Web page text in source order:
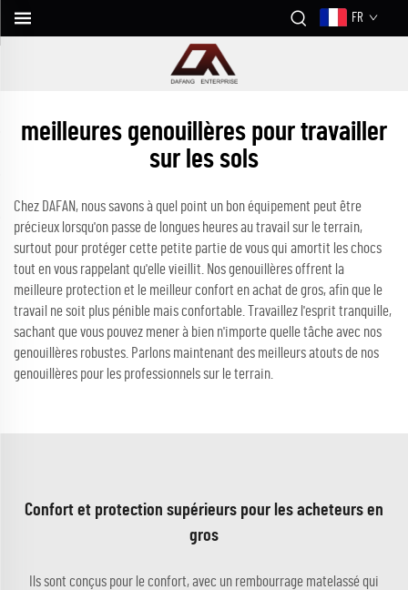
FR
meilleures genouillères pour travailler
sur les sols
Chez DAFAN, nous savons à quel point un bon équipement peut être
précieux lorsqu'on passe de longues heures au travail sur le terrain,
surtout pour protéger cette petite partie de vous qui amortit les chocs
tout en vous rappelant qu'elle vieillit. Nos genouillères offrent la
meilleure protection et le meilleur confort en achat de gros, afin que le
travail ne soit plus pénible mais confortable. Travaillez l'esprit tranquille,
sachant que vous pouvez mener à bien n'importe quelle tâche avec nos
genouillères robustes. Parlons maintenant des meilleurs atouts de nos
genouillères pour les professionnels sur le terrain.
Confort et protection supérieurs pour les acheteurs en
gros
Ils sont conçus pour le confort, avec un rembourrage matelassé qui